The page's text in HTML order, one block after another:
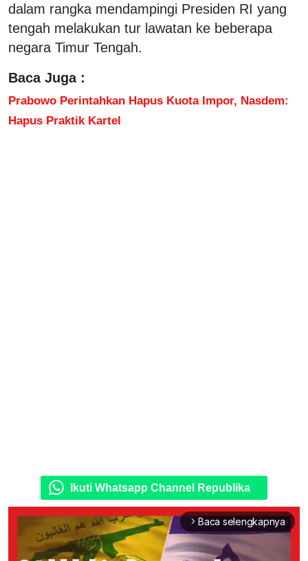
dalam rangka mendampingi Presiden RI yang
tengah melakukan tur lawatan ke beberapa
negara Timur Tengah.
Baca Juga :
Prabowo Perintahkan Hapus Kuota Impor, Nasdem:
Hapus Praktik Kartel
Ikuti Whatsapp Channel Republika
arrow_forward_ios Baca selengkapnya